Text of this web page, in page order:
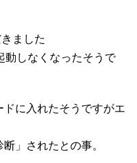
ました
動しなくなったそうで
に入れたそうですがエ
」されたとの事。